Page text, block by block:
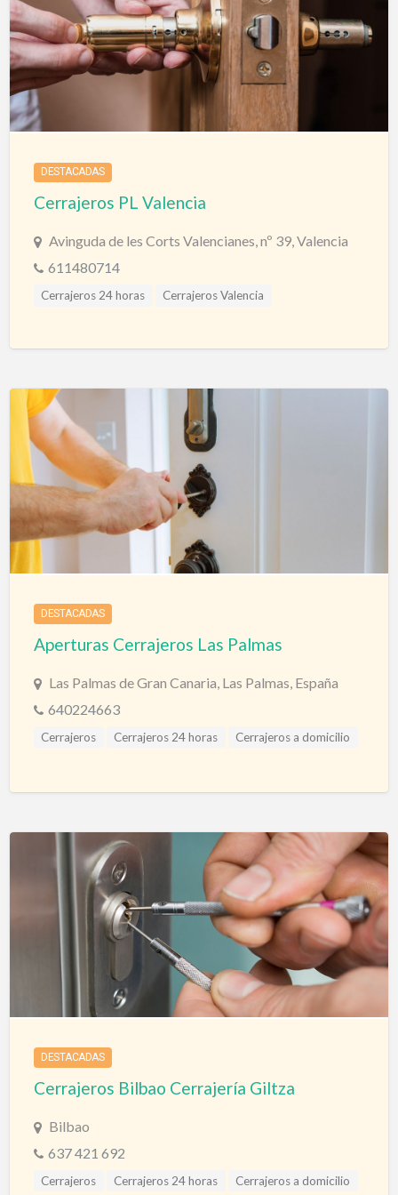
Cerrajeros Tarragona
Cerrajeros Tenerife
Cerrajeros Teruel
Cerrajeros Toledo
Cerrajeros Urgencias
Cerrajeros Valencia
Cerrajeros Vizcaya
Cerrajeros Zaragoza
Puertas
DESTACADAS
Cerrajeros PL Valencia
Avinguda de les Corts Valencianes, nº 39, Valencia
611480714
Cerrajeros 24 horas Cerrajeros Valencia
DESTACADAS
Aperturas Cerrajeros Las Palmas
Las Palmas de Gran Canaria, Las Palmas, España
640224663
Cerrajeros Cerrajeros 24 horas
Cerrajeros a domicilio
DESTACADAS
Cerrajeros Bilbao Cerrajería Giltza
Bilbao
637 421 692
Cerrajeros Cerrajeros 24 horas Cerrajeros a domicilio